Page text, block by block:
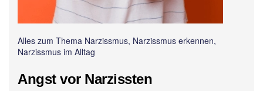
Alles zum Thema Narzissmus, Narzissmus erkennen,
Narzissmus im Alltag
Angst vor Narzissten